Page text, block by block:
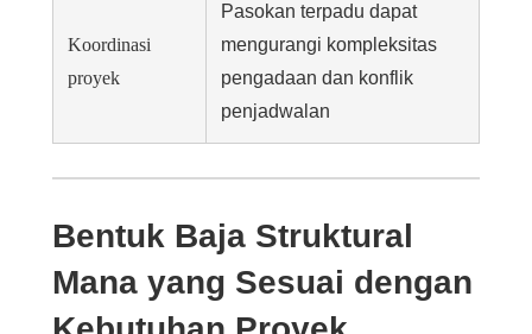
Koordinasi
proyek
Pasokan terpadu dapat
mengurangi kompleksitas
pengadaan dan konflik
penjadwalan
Bentuk Baja Struktural
Mana yang Sesuai dengan